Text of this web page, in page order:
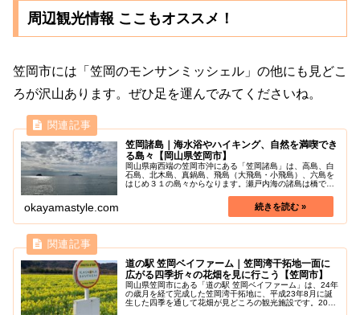
周辺観光情報 ここもオススメ！
笠岡市には「笠岡のモンサンミッシェル」の他にも見どこ
ろが沢山あります。ぜひ足を運んでみてくださいね。
笠岡諸島｜海水浴やハイキング、自然を満喫でき
る島々【岡山県笠岡市】
岡山県南西端の笠岡市沖にある「笠岡諸島」は、高島、白
石島、北木島、真鍋島、飛島（大飛島・小飛島）、六島を
はじめ３１の島々からなります。瀬戸内海の諸島は橋で結
島」のを残す笠岡諸島は、心安らぐ日...
okayamastyle.com
道の駅 笠岡ベイファーム｜笠岡湾干拓地一面に
広がる四季折々の花畑を見に行こう【笠岡市】
岡山県笠岡市にある「道の駅 笠岡ベイファーム」は、24年
の歳月を経て完成した笠岡湾干拓地に、平成23年8月に誕
生した四季を通して花畑が見どころの観光施設です。2022